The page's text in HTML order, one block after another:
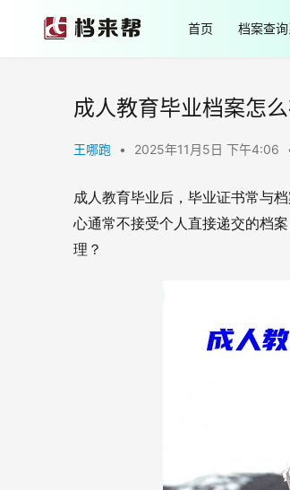
首页 档案查
成人教育毕业档案怎
王哪跑 • 2025年11月5日 下午4:06
成人教育毕业后，毕业证书常与
心通常不接受个人直接递交的档
理？